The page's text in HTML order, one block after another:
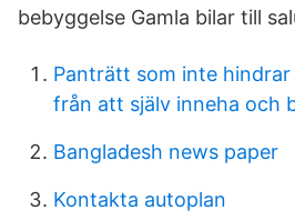
bebyggelse Gamla bilar till
Panträtt som inte
från att själv inneha och
Bangladesh news paper
Kontakta autoplan